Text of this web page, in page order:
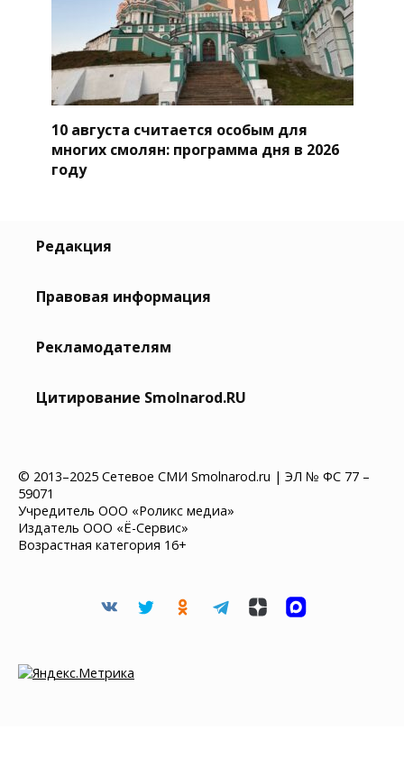
10 августа считается особым для
многих смолян: программа дня в 2026
году
Редакция
Правовая информация
Рекламодателям
Цитирование Smolnarod.RU
© 2013–2025 Сетевое СМИ Smolnarod.ru | ЭЛ № ФС 77 –
59071
Учредитель ООО «Роликс медиа»
Издатель ООО «Ё-Сервис»
Возрастная категория 16+